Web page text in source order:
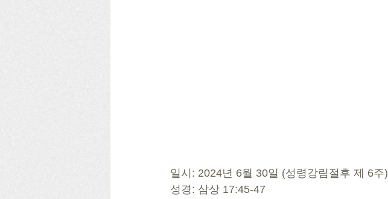
일시: 2024년 6월 30일 (성령강림절후 제 6주)
성경: 삼상 17:45-47